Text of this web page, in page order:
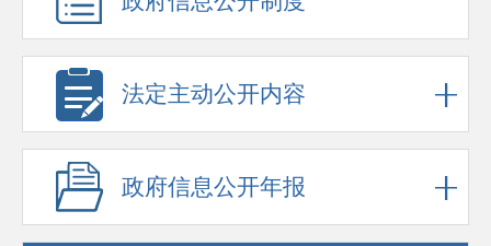
法定主动公开内容
政府信息公开年报